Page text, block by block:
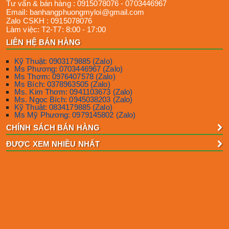
Tư vấn & bán hàng : 0915078076 -0703446967
Email: banhangphuongmyloi@gmail.com
Zalo CSKH :0915078076
Làm việc: T2-T7: 8:00 - 17:00
LIÊN HỆ BÁN HÀNG
Kỹ Thuật: 0903179885 (Zalo)
Ms Phương: 0703446967 (Zalo)
Ms Thơm: 0976407578 (Zalo)
Ms Bích: 0378963505 (Zalo)
Ms. Kim Thơm: 0941103673 (Zalo)
Ms. Ngọc Bích: 0945038203 (Zalo)
Kỹ Thuật: 0834179885 (Zalo)
Ms Mỹ Phương: 0979145802 (Zalo)
CHÍNH SÁCH BÁN HÀNG
ĐƯỢC XEM NHIỀU NHẤT